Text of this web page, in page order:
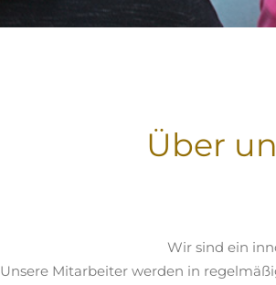
Über
Wir sind ein
Unsere Mitarbeiter werden in